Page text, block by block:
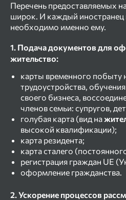
Перечень предоставляемых
широк. И каждый иностранец
необходимо именно ему.
1. Подача документов для
жительство:
карты временного побыту
трудоустройства,
своего бизнеса,
членов семьи: супругов,
голубая карта (вид на
высокой квалификации);
карта резидента;
карта сталего
регистрация граждан UE
оформление гражданства.
2. Ускорение процессов